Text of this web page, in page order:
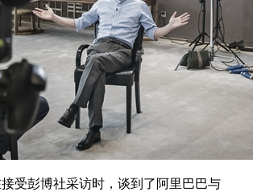
彭博社采访时，谈到了阿里巴巴与